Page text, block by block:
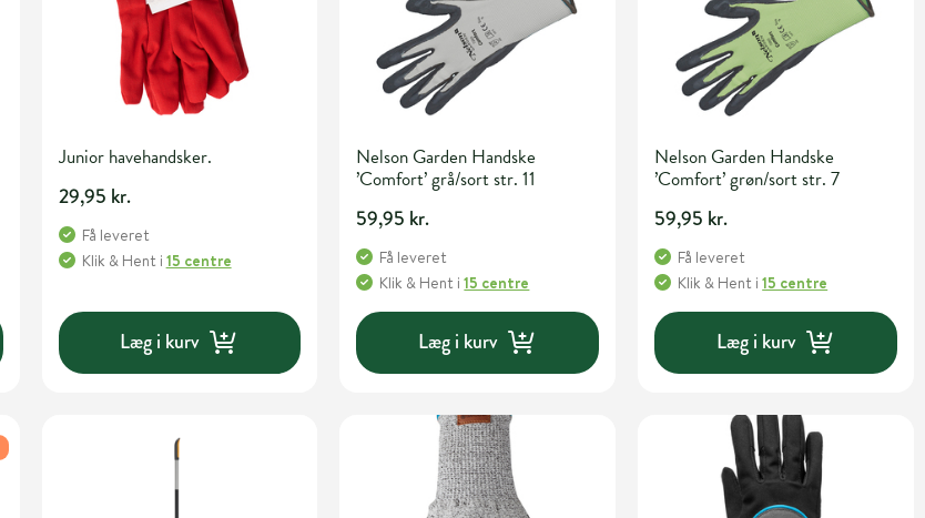
Junior havehandsker.
29,95 kr.
Få leveret
Klik & Hent i 15 centre
Læg i kurv
Nelson Garden Handske
’Comfort’ grå/sort str. 11
59,95 kr.
Få leveret
Klik & Hent i15 centre
Læg i kurv
Nelson Garden Handske
’Comfort’ grøn/sort str. 7
59,95 kr.
Få leveret
Klik & Hent i15 centre
Læg i kurv